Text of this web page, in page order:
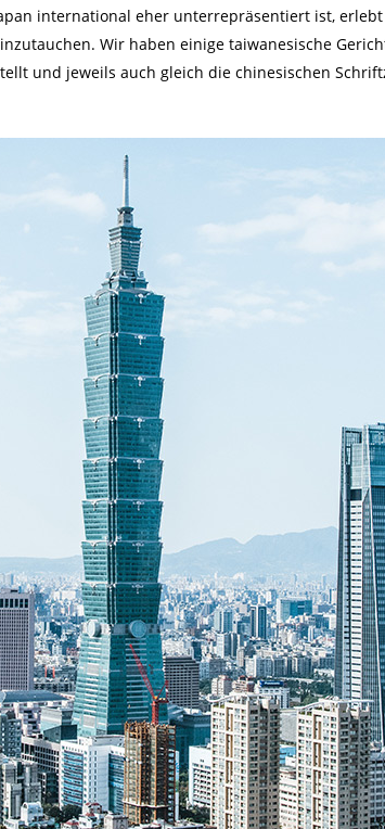
international eher unterrepräsentiert ist, erlebt
Wir haben einige taiwanesische
und jeweils auch gleich die chinesischen